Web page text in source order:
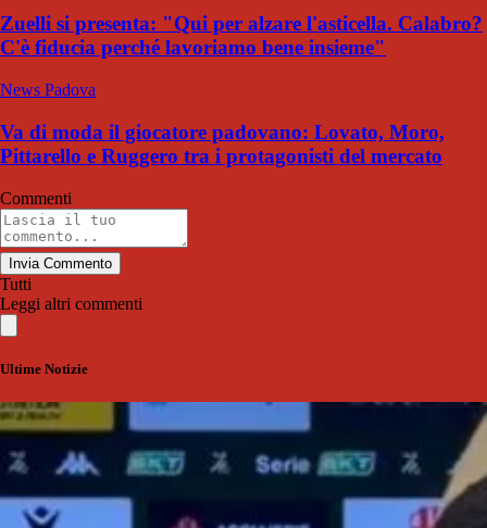
Zuelli si presenta: "Qui per alzare l'asticella. Calabro?
C'è fiducia perché lavoriamo bene insieme"
News Padova
Va di moda il giocatore padovano: Lovato, Moro,
Pittarello e Ruggero tra i protagonisti del mercato
Commenti
Invia Commento
Tutti
Leggi altri commenti
Ultime Notizie